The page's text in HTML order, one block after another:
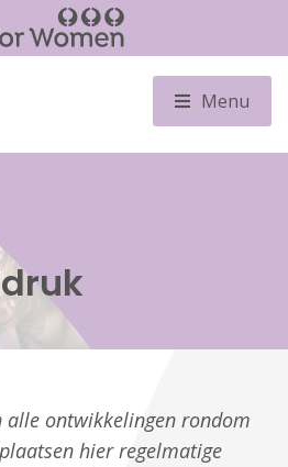
Menu
alle ontwikkelingen rondom
hier regelmatige